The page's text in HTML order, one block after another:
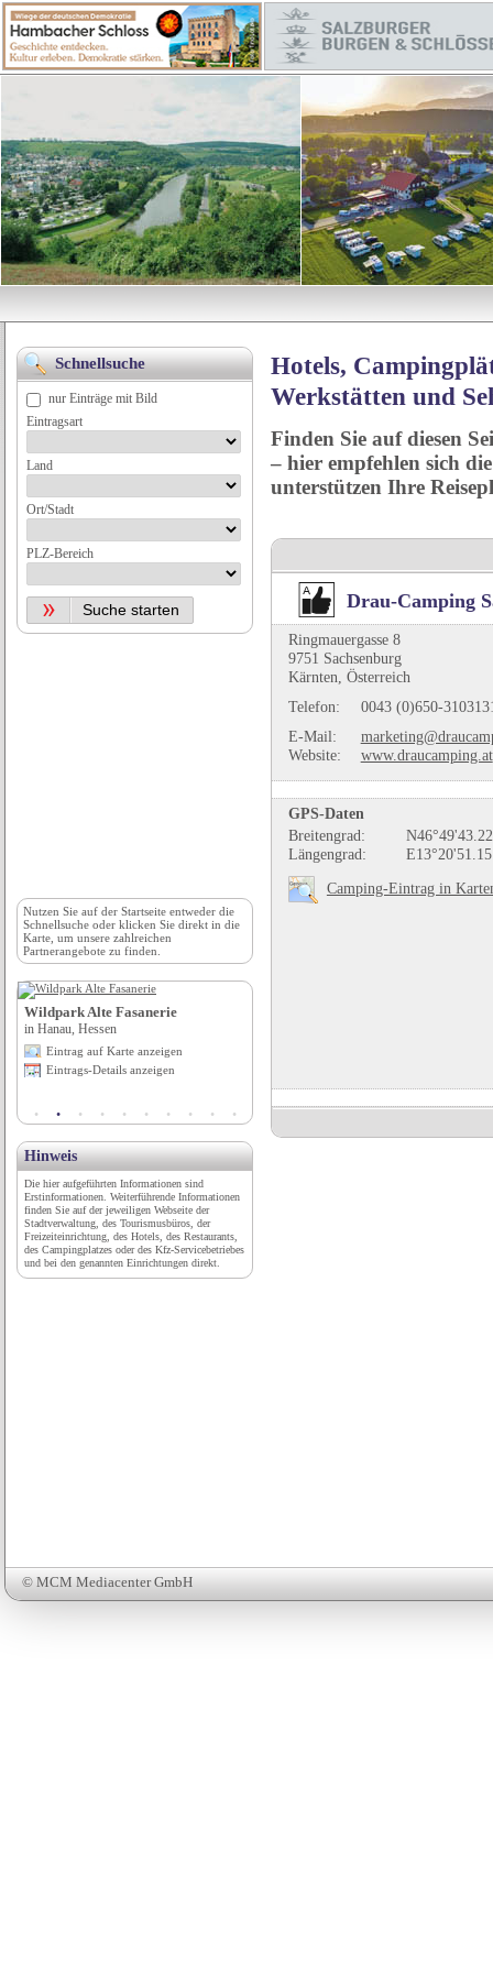
Hotels,
Werkstätten und
Finden Sie auf diesen
– hier empfehlen sich
unterstützen Ihre
Drau-Camping
Ringmauergasse 8
9751 Sachsenburg
Kärnten, Österreich
Telefon:
0043 (0)650-
E-Mail:
Website:
www.draucamping.at
GPS-Daten
Breitengrad:
N46°49'43.22
Längengrad:
E13°20'51.15
Camping-Eintrag in
© MCM Mediacenter GmbH
Schnellsuche
nur Einträge mit Bild
Eintragsart
Land
Ort/Stadt
PLZ-Bereich
Nutzen Sie auf der Startseite entweder die
Schnellsuche oder klicken Sie direkt in die
Karte, um unsere zahlreichen
Partnerangebote zu finden.
Wildpark Alte Fasanerie
in Hanau, Hessen
Eintrag auf Karte anzeigen
Eintrags-Details anzeigen
Hinweis
Die hier aufgeführten Informationen sind
Erstinformationen. Weiterführende Informationen
finden Sie auf der jeweiligen Webseite der
Stadtverwaltung, des Tourismusbüros, der
Freizeiteinrichtung, des Hotels, des Restaurants,
des Campingplatzes oder des Kfz-Servicebetriebes
und bei den genannten Einrichtungen direkt.